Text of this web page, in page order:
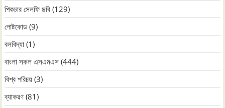
পিকচার সেলফি ছবি (129)
পোষ্টকোড (9)
বলবিদ্যা (1)
বাংলা সকল এসএমএস (444)
বিশ্ব পরিচয় (3)
ব্যাকরণ (81)